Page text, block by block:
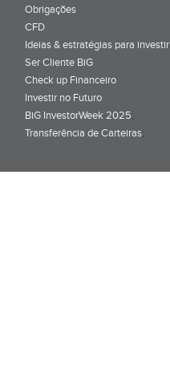
Obrigações
CFD
Ideias & estratégias para investir
Ser Cliente BiG
Check up Financeiro
Investir no Futuro
BiG InvestorWeek 2025;
Transferência de Carteiras;